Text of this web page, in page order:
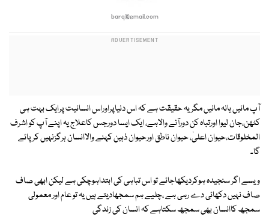
barq@email.com
آپ مانیں یانہ مانیں مگریہ حقیقت ہے کہ اس دنیاپراوراس انسانیت پرایک بہت ہی
کٹھن،جان لیوا اورتباہ کن دورآنے والاہے، ایک ایسا دورجس کاعلاج یہ اپنے آپ کو اشرف
المخلوقات،حیوان اعلیٰ، حیوان ناطق اورحیوان ذہین کہنے والاانسان ہرگزنہیں کرپائے
گا۔
ویسے اگر سنجیدہ ہوکردیکھاجائے تو اس تباہی کی ابتداہوچکی ہے لیکن ابھی صاف
صاف نہیں دکھائی دے رہی ہے ،چلیے ہم سمجھادیتے ہیں یہ تو عام اور معمولی
سمجھ کاانسان بھی سمجھ سکتاہے کہ انسان کی زندگی